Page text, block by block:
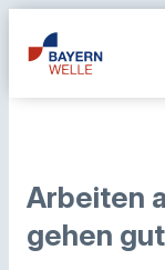
Arbeiten
gehen